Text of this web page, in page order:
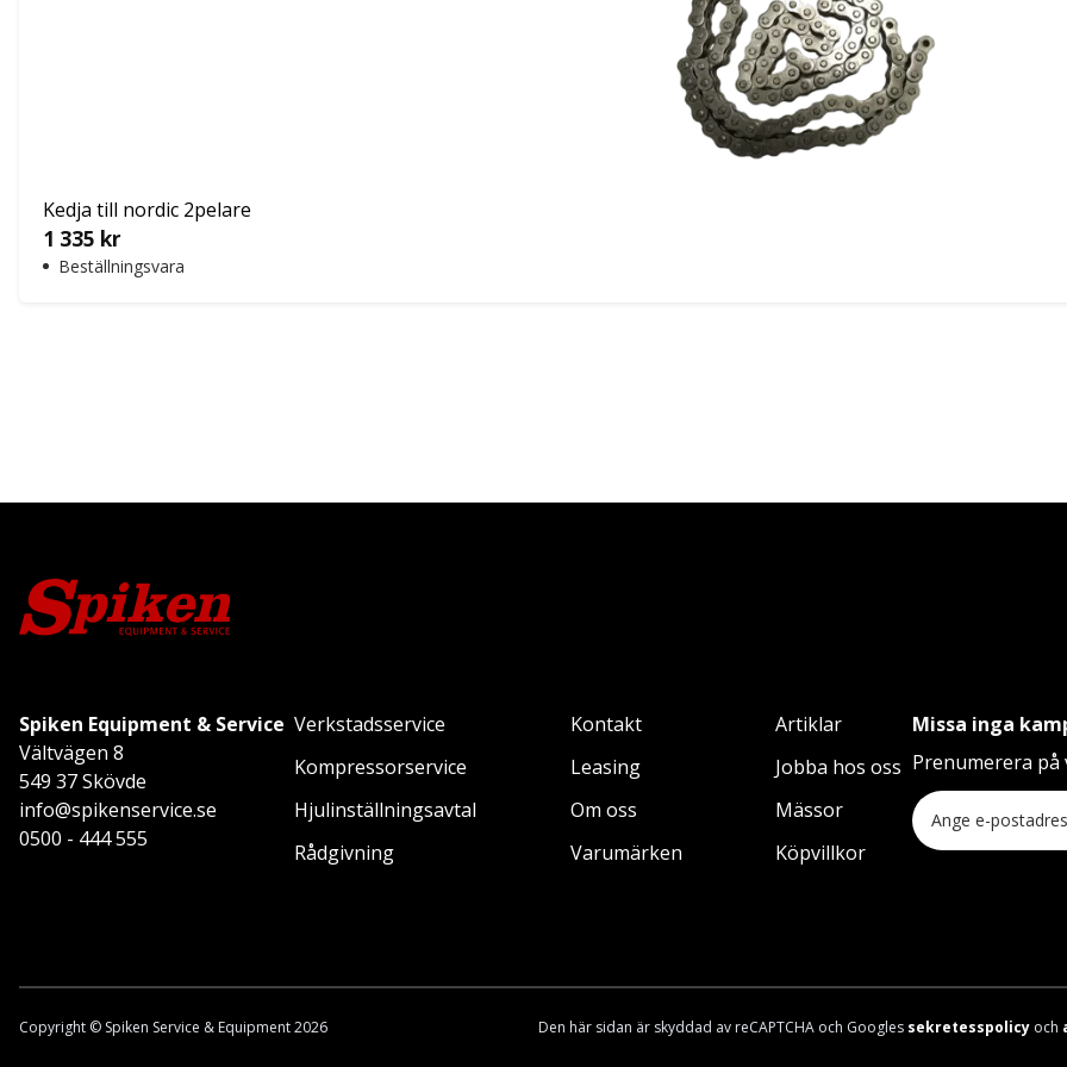
Kedja till nordic 2pelare
1 335 kr
Beställningsvara
Spiken Equipment & Service
Vältvägen 8
549 37 Skövde
info@spikenservice.se
0500 - 444 555
Verkstadsservice
Kompressorservice
Hjulinställningsavtal
Rådgivning
Kontakt
Leasing
Om oss
Varumärken
Artiklar
Jobba hos oss
Mässor
Köpvillkor
Missa inga
Prenumerera
Den här sidan är skyddad av reCAPTCHA och Googles sekretesspolicy och
Copyright © Spiken Service & Equipment 2026